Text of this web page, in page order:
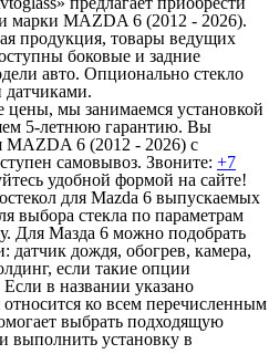
марки MAZDA 6 (2012 - 2026).
продукция, товары ведущих
боковые и задние
авто. Опционально стекло
цены, мы занимаемся установкой
5-летнюю гарантию. Вы
MAZDA 6 (2012 - 2026) с
самовывоз. Звоните: +7
удобной формой на сайте!
для Mazda 6 выпускаемых
выбора стекла по параметрам
Для Мазда 6 можно подобрать
датчик дождя, обогрев, камера,
если такие опции
в названии указано
относится ко всем перечисленным
выбрать подходящую
выполнить установку в